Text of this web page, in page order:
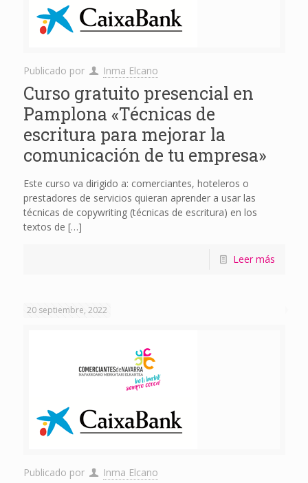
Publicado por Inma Elcano
Curso gratuito presencial en
Pamplona «Técnicas de
escritura para mejorar la
comunicación de tu empresa»
Este curso va dirigido a: comerciantes, hoteleros o
prestadores de servicios quieran aprender a usar las
técnicas de copywriting (técnicas de escritura) en los
textos de […]
Leer más
20 septiembre, 2022
Publicado por Inma Elcano